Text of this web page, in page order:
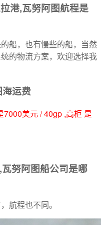
港,瓦努阿图航程是
船，也有慢些的船，当然
的物流方案，欢迎选择我
运费
美元 / 40gp ,高柜 是
努阿图船公司是哪
航程也不同。